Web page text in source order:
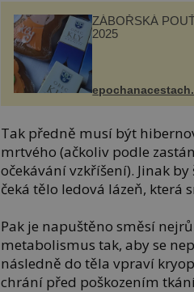
ZÁBOŘSKÁ
2025
Tak předně musí být
mrtvého (ačkoliv podle
očekávání vzkříšení). Jinak
čeká tělo ledová lázeň, která
Pak je napuštěno směsí
metabolismus tak, aby se
následně do těla vpraví
chrání před poškozením